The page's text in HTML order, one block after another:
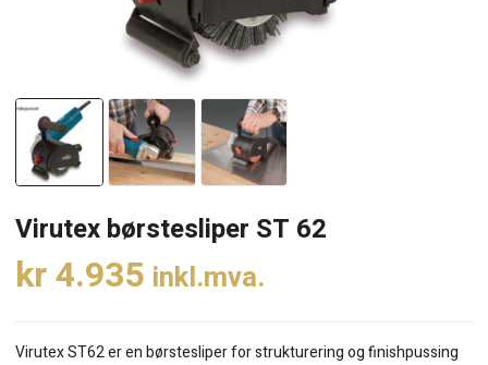
Virutex børstesliper ST 62
kr4.935 inkl.mva.
Virutex ST62 er en børstesliper for strukturering og finishpussing